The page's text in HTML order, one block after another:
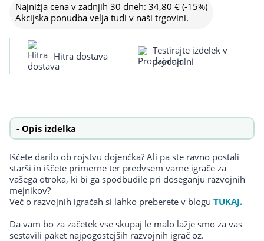
Najnižja cena v zadnjih 30 dneh: 34,80 € (-15%)
Akcijska ponudba velja tudi v naši trgovini.
Hitra dostava
Testirajte izdelek v
prodajalni
Opis izdelka
Iščete darilo ob rojstvu dojenčka? Ali pa ste ravno postali
starši in iščete primerne ter predvsem varne igrače za
vašega otroka, ki bi ga spodbudile pri doseganju razvojnih
mejnikov?
Več o razvojnih igračah si lahko preberete v blogu TUKAJ.
Da vam bo za začetek vse skupaj le malo lažje smo za vas
sestavili paket najpogostejših razvojnih igrač oz.